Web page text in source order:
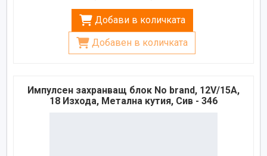
Добави в количката
Добавен в количката
Импулсен захранващ блок No brand, 12V/15A,
18 Изхода, Метална кутия, Сив - 346